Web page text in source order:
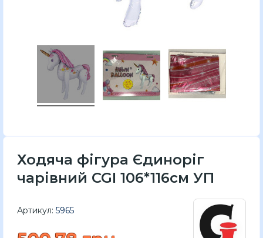
Ходяча фігура Єдиноріг
чарівний CGI 106*116см УП
Артикул: 5965